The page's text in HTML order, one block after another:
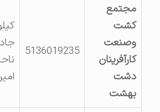
مجتمع
کشت
وصنعت
کارآفرینان
دشت
بهشت
5136019235
جاده
ناحیه
امیرآباد